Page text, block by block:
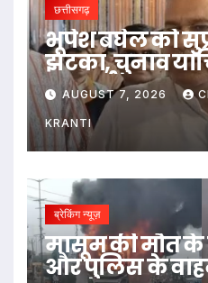
छत्तीसगढ़
भूपेश बघेल को
झटका, चुनाव
सुनवाई
AUGUST 7, 2026
KRANTI
ब्रेकिंग न्यूज़
मासूम की मौत के
और पुलिस के